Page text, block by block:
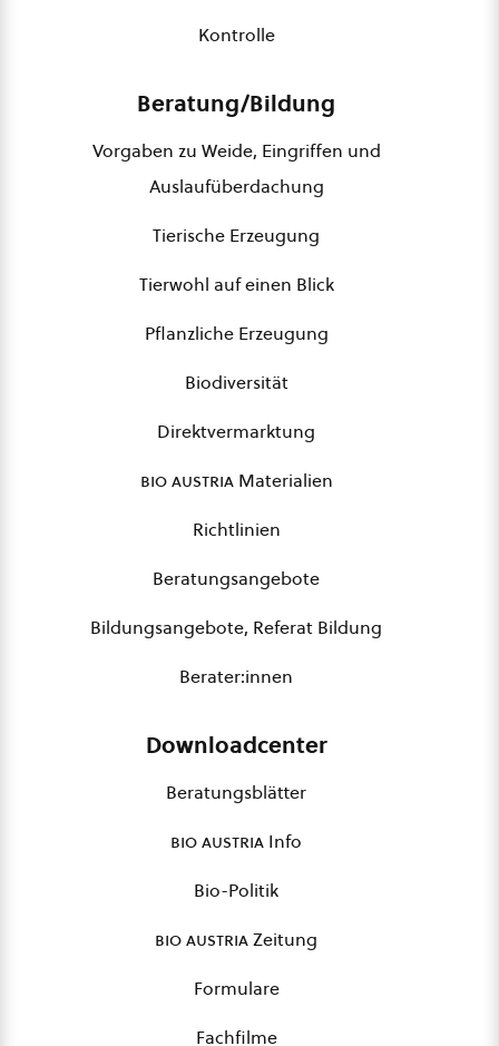
Kontrolle
Beratung/Bildung
Vorgaben zu Weide, Eingriffen und
Auslaufüberdachung
Tierische Erzeugung
Tierwohl auf einen Blick
Pflanzliche Erzeugung
Biodiversität
Direktvermarktung
bio austriaMaterialien
Richtlinien
Beratungsangebote
Bildungsangebote, Referat Bildung
Berater:innen
Downloadcenter
Beratungsblätter
bio austria Info
Bio-Politik
bio austriaZeitung
Formulare
Fachfilme